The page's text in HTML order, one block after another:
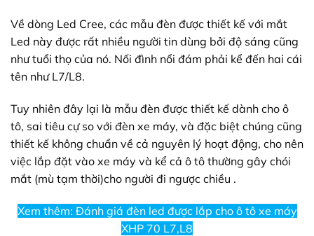
Về dòng Led Cree, các mẫu đèn được thiết kế với mắt
Led này được rất nhiều người tin dùng bởi độ sáng cũng
như tuổi thọ của nó. Nối đình nổi đám phải kể đến hai cái
tên như L7/L8.
Tuy nhiên đây lại là mẫu đèn được thiết kế dành cho ô
tô, sai tiêu cự so với đèn xe máy, và đặc biệt chúng cũng
thiết kế không chuẩn về cả nguyên lý hoạt động, cho nên
việc lắp đặt vào xe máy và kể cả ô tô thường gây chói
mắt (mù tạm thời)cho người đi ngược chiều .
Xem thêm: Đánh giá đèn led được lắp cho ô tô xe máy
XHP 70 L7,L8